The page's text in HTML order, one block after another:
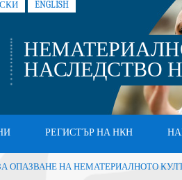
ENGLISH
НАСЛЕДСТВО
РЕГИСТЪР НА НКН
ОПАЗВАНЕ НА НЕМАТЕРИАЛНОТО